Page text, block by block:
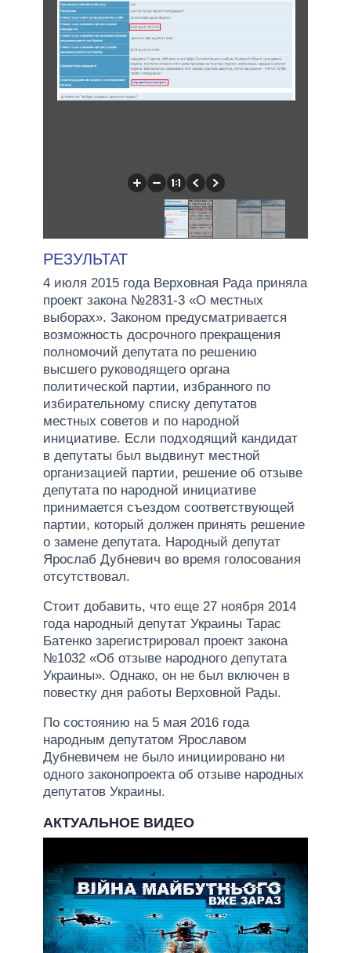
РЕЗУЛЬТАТ
4 июля 2015 года Верховная Рада приняла
проект закона №2831-3 «О местных
выборах». Законом предусматривается
возможность досрочного прекращения
полномочий депутата по решению
высшего руководящего органа
политической партии, избранного по
избирательному списку депутатов
местных советов и по народной
инициативе. Если подходящий кандидат
в депутаты был выдвинут местной
организацией партии, решение об отзыве
депутата по народной инициативе
принимается съездом соответствующей
партии, который должен принять решение
о замене депутата. Народный депутат
Ярослаб Дубневич во время голосования
отсутствовал.
Стоит добавить, что еще 27 ноября 2014
года народный депутат Украины Тарас
Батенко зарегистрировал проект закона
№1032 «Об отзыве народного депутата
Украины». Однако, он не был включен в
повестку дня работы Верховной Рады.
По состоянию на 5 мая 2016 года
народным депутатом Ярославом
Дубневичем не было инициировано ни
одного законопроекта об отзыве народных
депутатов Украины.
АКТУАЛЬНОЕ ВИДЕО